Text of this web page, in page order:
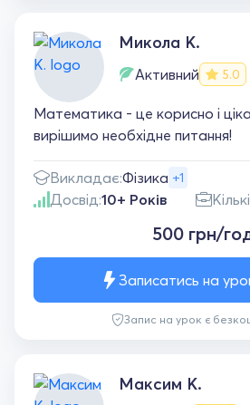
Микола К.
Активний 5.0
Математика - це корисно і
вирішимо необхідне питання!
Викладає:Фізика +1
Досвід:10+ Років
500 грн/
Запис на урок є
Записатись на
Максим К.